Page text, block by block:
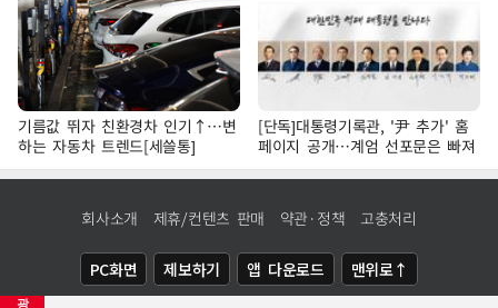
광
기름값 뛰자 친환경차 인기↑…변
하는 자동차 트렌드[세쓸통]
[단독]대통령기록관, '尹 추가' 홈
페이지 공개…계엄 선포문은 빠져
회사소개 제휴/컨텐츠 판매 약관·정책 고충처리
PC화면 제보하기 앱 다운로드 맨위로↑